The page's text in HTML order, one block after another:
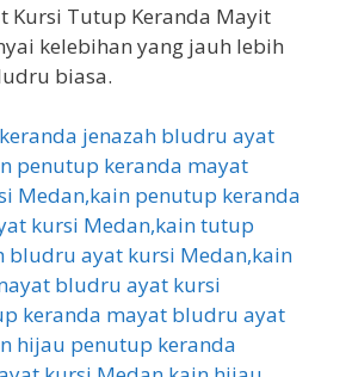
Kursi Tutup Keranda Mayit
kelebihan yang jauh lebih
biasa.